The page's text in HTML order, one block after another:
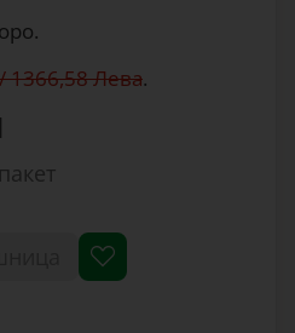
1366,58 Лева.
|